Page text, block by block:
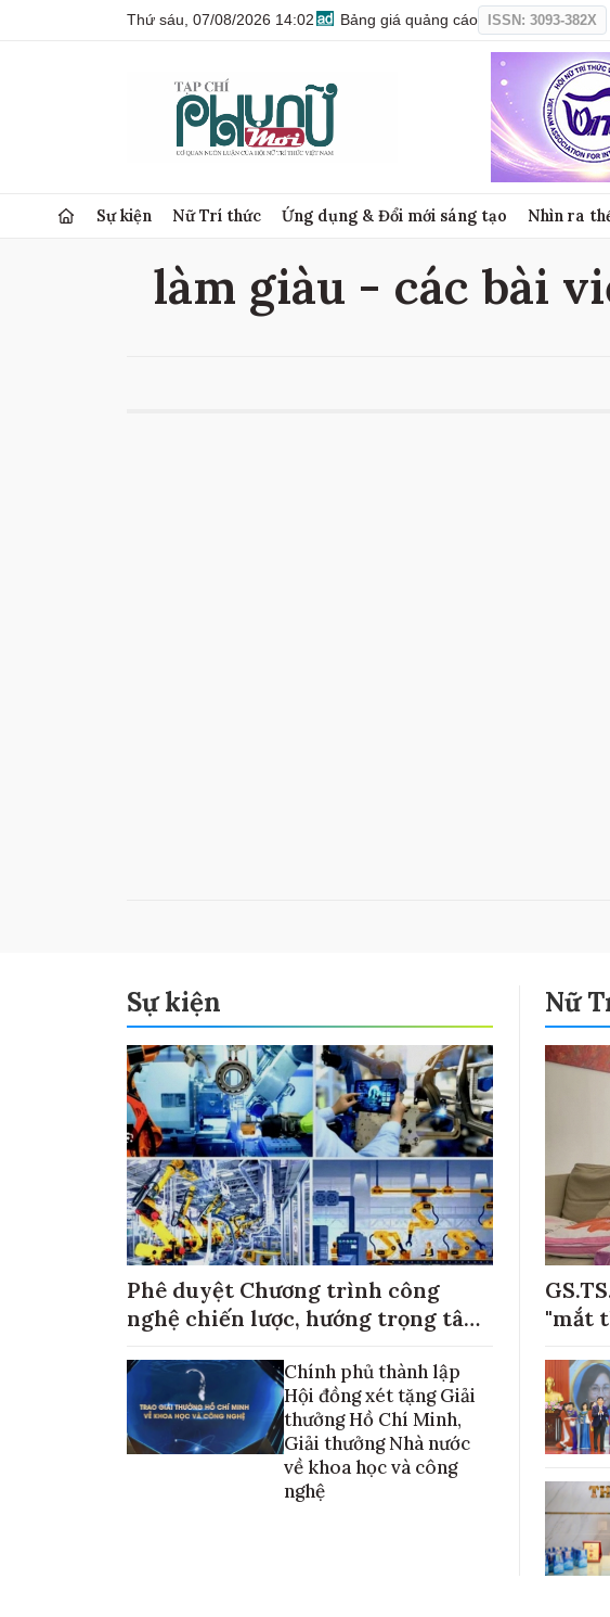
Thứ sáu, 07/08/2026 14:02 Bảng giá quảng cáo ISSN: 3093-382X
Sự kiện Nữ Trí thức Ứng dụng & Đổi mới sáng tạo Nhìn ra
làm giàu - các bài
Sự kiện
Phê duyệt Chương trình công
nghệ chiến lược, hướng trọng tâm
Chính phủ thành lập
Hội đồng xét tặng Giải
thưởng Hồ Chí Minh,
Giải thưởng Nhà nước
về khoa học và công
nghệ
Nữ
"mắt